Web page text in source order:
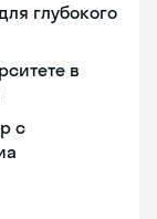
глубокого
в
с